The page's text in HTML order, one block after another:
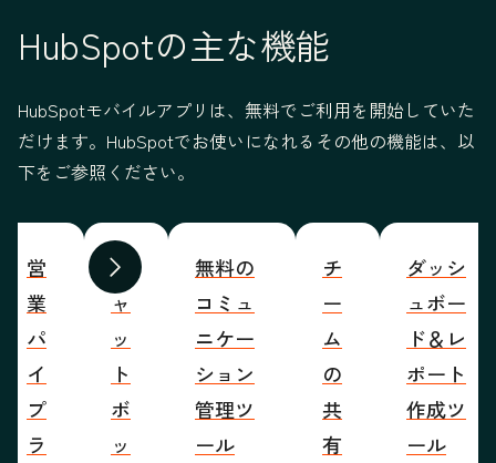
HubSpotの主な機能
HubSpotモバイルアプリは、無料でご利用を開始していた
だけます。HubSpotでお使いになれるその他の機能は、以
下をご参照ください。
前へ 次へ
営
業
パ
イ
プ
ラ
チ
ャ
ッ
ト
ボ
ッ
無料の
コミュ
ニケー
ション
管理ツ
ール
チ
ー
ム
の
共
有
ダッシ
ュボー
ド＆レ
ポート
作成ツ
ール